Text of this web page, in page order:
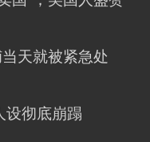
天就被紧急处
设彻底崩蹋